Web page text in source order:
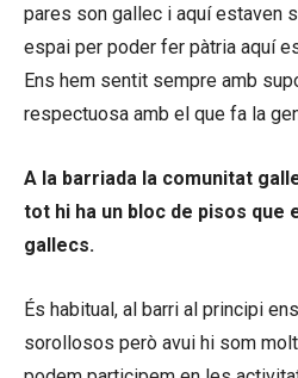
pares son gallec i aquí estaven
espai per poder fer pàtria aquí
Ens hem sentit sempre amb
respectuosa amb el que fa la
A la barriada la comunitat
tot hi ha un bloc de pisos que
gallecs.
És habitual, al barri al principi
sorollosos però avui hi som